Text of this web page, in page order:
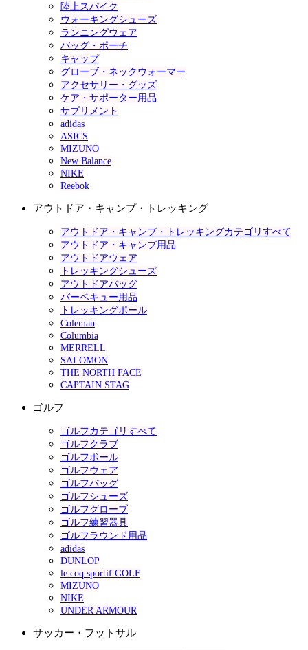
陸上スパイク
ウォーキングシューズ
ランニングウェア
バッグ・ポーチ
キャップ
グローブ・ネックウォーマー
アクセサリー・グッズ
ケア・サポーター用品
サプリメント
adidas
ASICS
MIZUNO
New Balance
NIKE
Reebok
アウトドア・キャンプ・トレッキング
アウトドア・キャンプ・トレッキングカテゴリすべて
アウトドア・キャンプ用品
アウトドアウェア
トレッキングシューズ
アウトドアバッグ
バーベキュー用品
トレッキングポール
Coleman
Columbia
MERRELL
SALOMON
THE NORTH FACE
CAPTAIN STAG
ゴルフ
ゴルフカテゴリすべて
ゴルフクラブ
ゴルフボール
ゴルフウェア
ゴルフバッグ
ゴルフシューズ
ゴルフグローブ
ゴルフ練習器具
ゴルフラウンド用品
adidas
DUNLOP
le coq sportif GOLF
MIZUNO
NIKE
UNDER ARMOUR
サッカー・フットサル